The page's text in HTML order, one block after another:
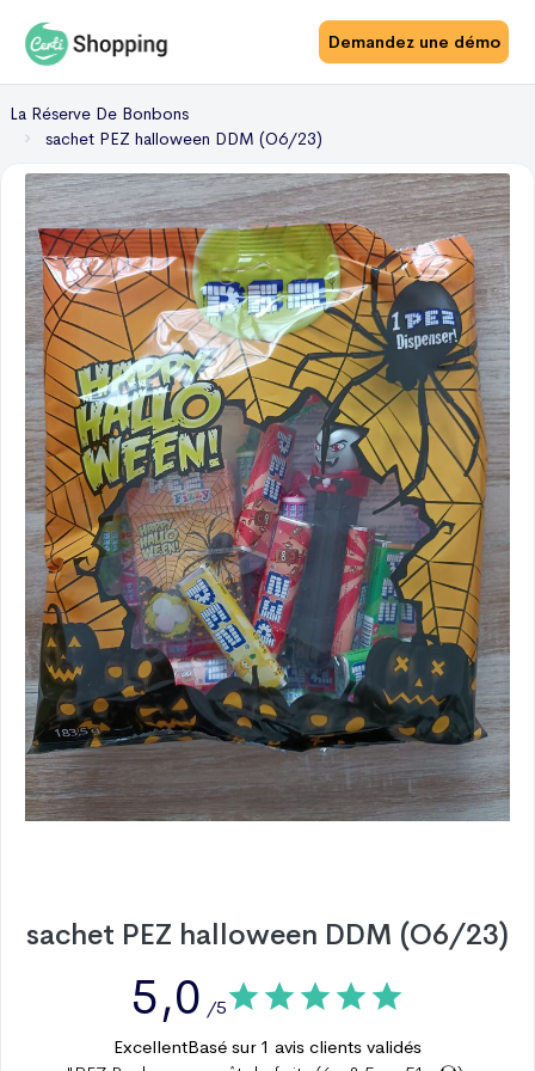
Demandez une démo
La Réserve De Bonbons
sachet PEZ halloween DDM (O6/23)
sachet PEZ halloween DDM (O6/23)
5,0 /5
ExcellentBasé sur 1 avis clients validés